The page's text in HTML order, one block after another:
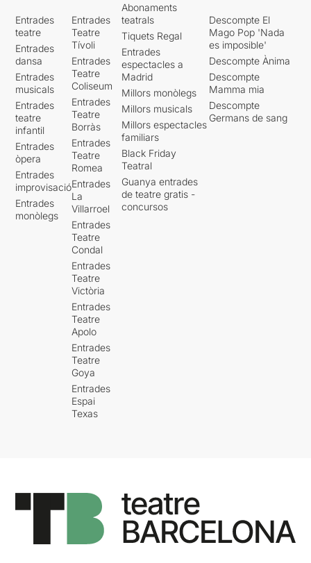
Entrades
teatre
Entrades
dansa
Entrades
musicals
Entrades
teatre
infantil
Entrades
òpera
Entrades
improvisació
Entrades
monòlegs
Entrades
Teatre
Tívoli
Entrades
Teatre
Coliseum
Entrades
Teatre
Borràs
Entrades
Teatre
Romea
Entrades
La
Villarroel
Entrades
Teatre
Condal
Entrades
Teatre
Victòria
Entrades
Teatre
Apolo
Entrades
Teatre
Goya
Entrades
Espai
Texas
Abonaments
teatrals
Tiquets Regal
Entrades
espectacles a
Madrid
Millors monòlegs
Millors musicals
Millors espectacles
familiars
Black Friday
Teatral
Guanya entrades
de teatre gratis -
concursos
Descompte El
Mago Pop 'Nada
es imposible'
Descompte Ànima
Descompte
Mamma mia
Descompte
Germans de sang